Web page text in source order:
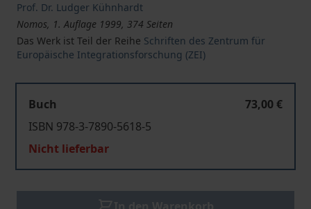
Prof. Dr. Ludger Kühnhardt
Nomos, 1. Auflage 1999, 374 Seiten
Das Werk ist Teil der Reihe Schriften des Zentrum für
Europäische Integrationsforschung (ZEI)
Buch
73,00 €
ISBN 978-3-7890-5618-5
Nicht lieferbar